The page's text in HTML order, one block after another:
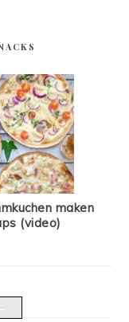
maken
(video)